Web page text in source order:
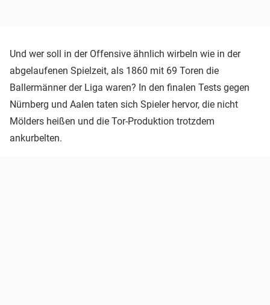
Und wer soll in der Offensive ähnlich wirbeln wie in der
abgelaufenen Spielzeit, als 1860 mit 69 Toren die
Ballermänner der Liga waren? In den finalen Tests gegen
Nürnberg und Aalen taten sich Spieler hervor, die nicht
Mölders heißen und die Tor-Produktion trotzdem
ankurbelten.